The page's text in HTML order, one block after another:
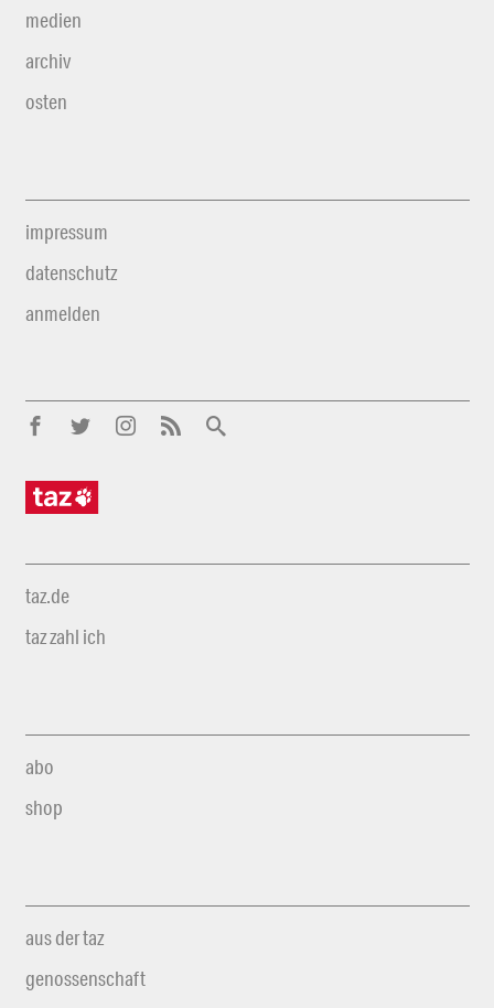
medien
archiv
osten
impressum
datenschutz
anmelden
taz.de
taz zahl ich
abo
shop
aus der taz
genossenschaft